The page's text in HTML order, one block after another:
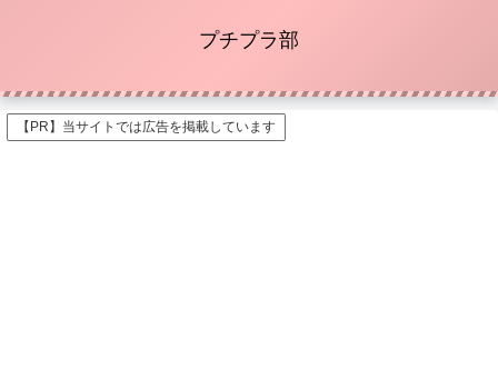
プチプラ部
【PR】当サイトでは広告を掲載しています